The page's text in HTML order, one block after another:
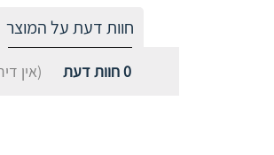
חוות דעת על המוצר
0חוות דעת (אין